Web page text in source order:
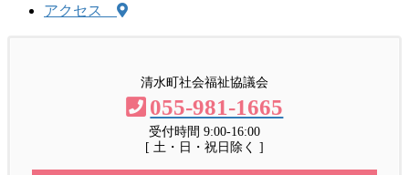
アクセス
清水町社会福祉協議会
055-981-1665
受付時間 9:00-16:00
[ 土・日・祝日除く ]